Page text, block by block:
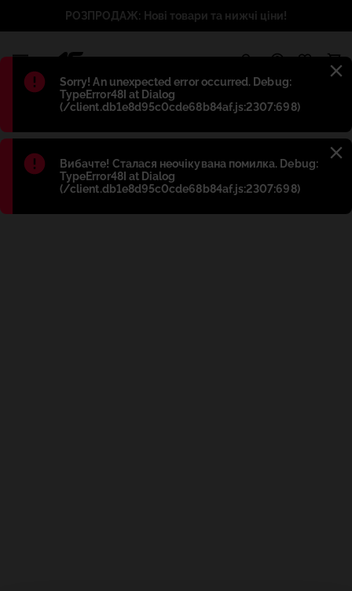
Błąd:
Sorry! An unexpected error occurred. Debug:
TypeError48I at Dialog
(/client.db1e8d95c0cde68b84af.js:2307:698)
Błąd:
Вибачте! Сталася неочікувана помилка. Debug:
TypeError48I at Dialog
(/client.db1e8d95c0cde68b84af.js:2307:698)
РОЗПРОДАЖ: Нові товари та нижчі ціни!